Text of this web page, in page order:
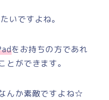
いですよね。
をお持ちの方であれ
とができます。
んか素敵ですよね☆